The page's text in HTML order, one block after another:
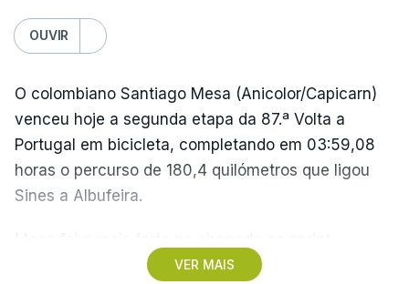
OUVIR
VER MAIS
O colombiano Santiago Mesa (Anicolor/Capicarn)
venceu hoje a segunda etapa da 87.ª Volta a
Portugal em bicicleta, completando em 03:59,08
horas o percurso de 180,4 quilómetros que ligou
Sines a Albufeira.
superando o espanhol Daniel Cavia (Burgos-